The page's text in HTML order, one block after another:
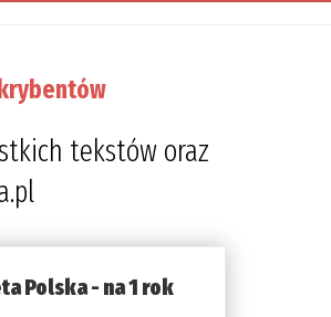
tekstów oraz
Polska - na 1 rok